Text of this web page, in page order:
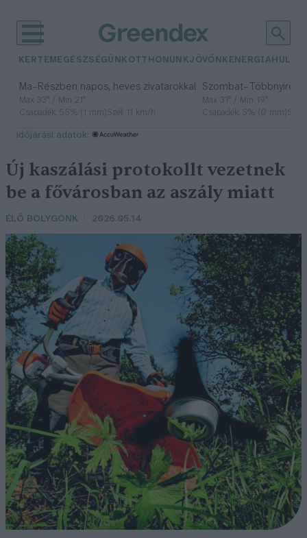
KERTEM EGÉSZSÉGÜNK OTTHONUNKJÖVŐNK ENERGIA
Ma– Részben napos, heves zivatarokkal
Max 33° / Min 21°
Csapadék: 55% (1 mm)Szél: 11 km/h
Szombat– Többnyire
Max 31° / Min 19°
Csapadék: 5% (0 mm)
időjárási adatok:
Új kaszálási protokollt vezetnek
be a fővárosban az aszály miatt
ÉLŐ BOLYGÓNK 2026.05.14